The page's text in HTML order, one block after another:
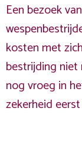
Een bezoek
kosten met
bestrijding
nog vroeg in
zekerheid